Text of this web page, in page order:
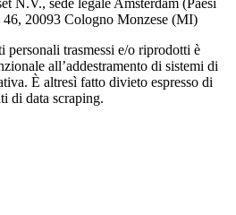
N.V., sede legale Amsterdam (Paesi
20093 Cologno Monzese (MI)
personali trasmessi e/o riprodotti è
all’addestramento di sistemi di
È altresì fatto divieto espresso di
di data scraping.